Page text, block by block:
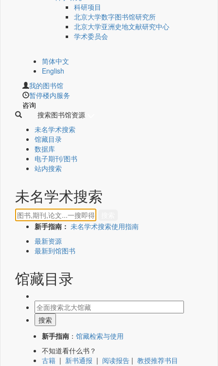
科研项目
北京大学数字图书馆研究所
北京大学亚洲史地文献研究中心
学术委员会
简体中文
English
我的图书馆
暂停楼内服务
咨询
搜索图书馆资源
未名学术搜索
馆藏目录
数据库
电子期刊/图书
站内搜索
未名学术搜索
新手指南： 未名学术搜索使用指南
最新资源
最新到馆图书
馆藏目录
新手指南 ： 馆藏检索与使用
不知道看什么书？
古籍 | 新书通报 | 阅读报告 | 教授推荐书目